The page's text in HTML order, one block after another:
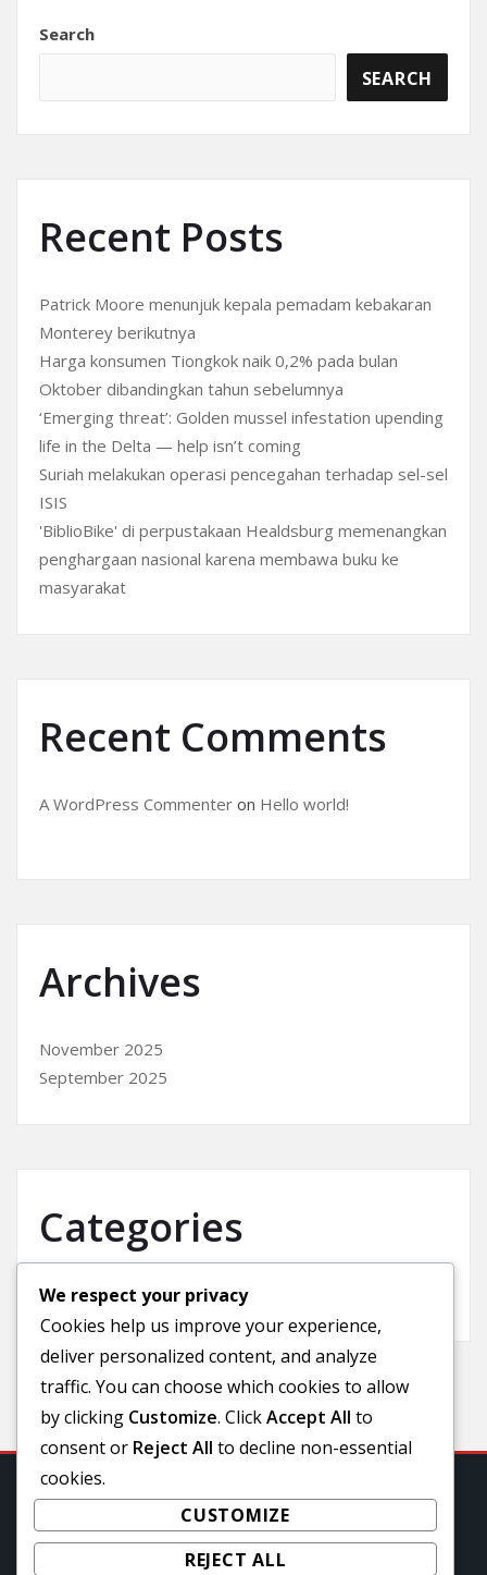
Search
SEARCH
Recent Posts
Patrick Moore menunjuk kepala pemadam kebakaran
Monterey berikutnya
Harga konsumen Tiongkok naik 0,2% pada bulan
Oktober dibandingkan tahun sebelumnya
‘Emerging threat’: Golden mussel infestation upending
life in the Delta — help isn’t coming
Suriah melakukan operasi pencegahan terhadap sel-sel
ISIS
'BiblioBike' di perpustakaan Healdsburg memenangkan
penghargaan nasional karena membawa buku ke
masyarakat
Recent Comments
A WordPress Commenter on Hello world!
Archives
November 2025
September 2025
Categories
Uncategorized
We respect your privacy
Cookies help us improve your experience,
deliver personalized content, and analyze
traffic. You can choose which cookies to allow
by clicking Customize. ClickAccept All to
consent or Reject All to decline non-essential
cookies.
CUSTOMIZE
REJECT ALL